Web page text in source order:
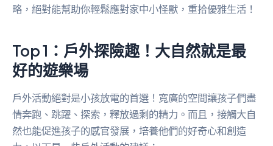
略，絕對能幫助你輕鬆應對家中小怪獸，重拾優雅生活！
Top 1：戶外探險趣！大自然就是最
好的遊樂場
戶外活動絕對是小孩放電的首選！寬廣的空間讓孩子們盡
情奔跑、跳躍、探索，釋放過剩的精力。而且，接觸大自
然也能促進孩子的感官發展，培養他們的好奇心和創造